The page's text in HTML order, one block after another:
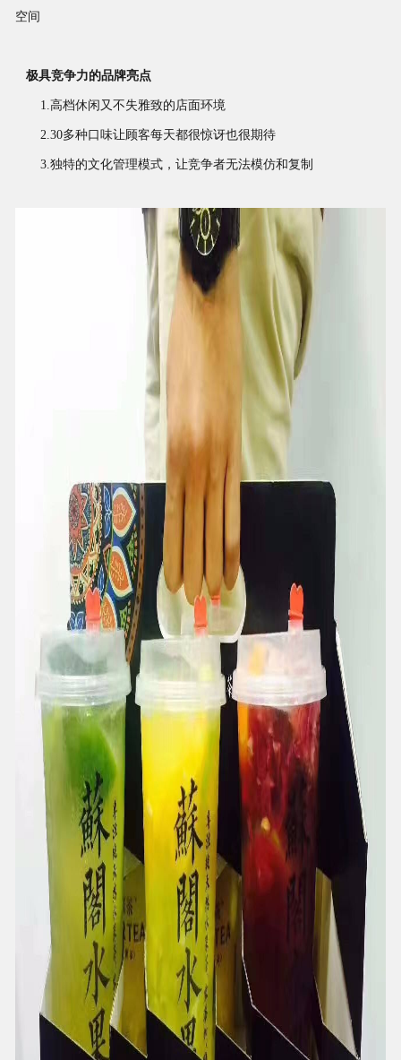
空间
极具竞争力的品牌亮点
1.高档休闲又不失雅致的店面环境
2.30多种口味让顾客每天都很惊讶也很期待
3.独特的文化管理模式，让竞争者无法模仿和复制